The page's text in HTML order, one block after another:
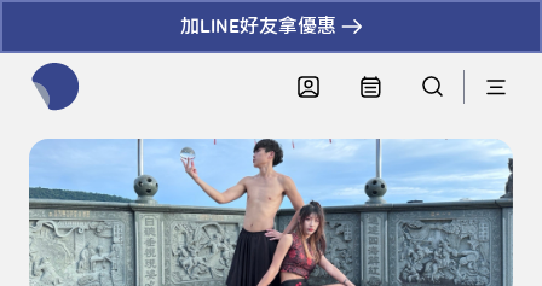
加LINE好友拿優惠